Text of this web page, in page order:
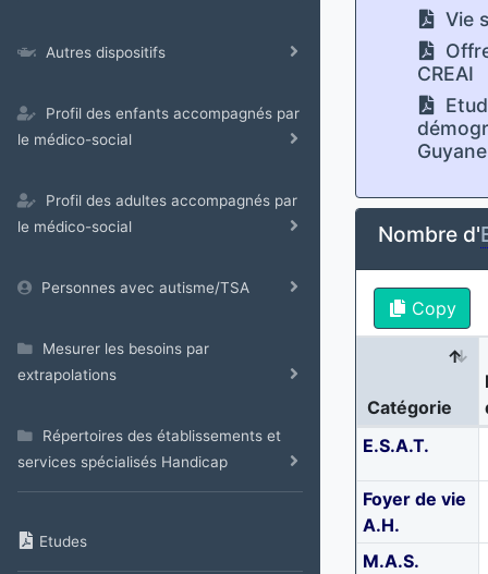
Autres dispositifs
Profil des enfants accompagnés par
le médico-social
Profil des adultes accompagnés par
le médico-social
Personnes avec autisme/TSA
Mesurer les besoins par
extrapolations
Répertoires des établissements et
services spécialisés Handicap
Etudes
Vie
CREAI
Nombre d'
Copy
Catégorie
E.S.A.T.
Foyer de vie
A.H.
M.A.S.